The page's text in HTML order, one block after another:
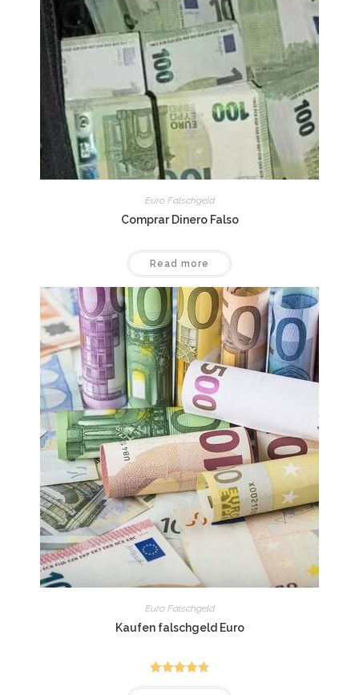
Euro Falschgeld
Comprar Dinero Falso
Read more
Euro Falschgeld
Kaufen falschgeld Euro
Rated4.75